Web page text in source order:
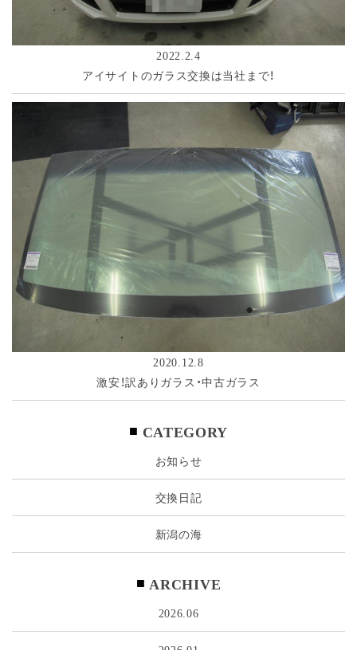
2022.2.4
アイサイトのガラス交換は当社まで！
2020.12.8
激安！訳ありガラス・中古ガラス
CATEGORY
お知らせ
交換日記
新潟の海
ARCHIVE
2026.06